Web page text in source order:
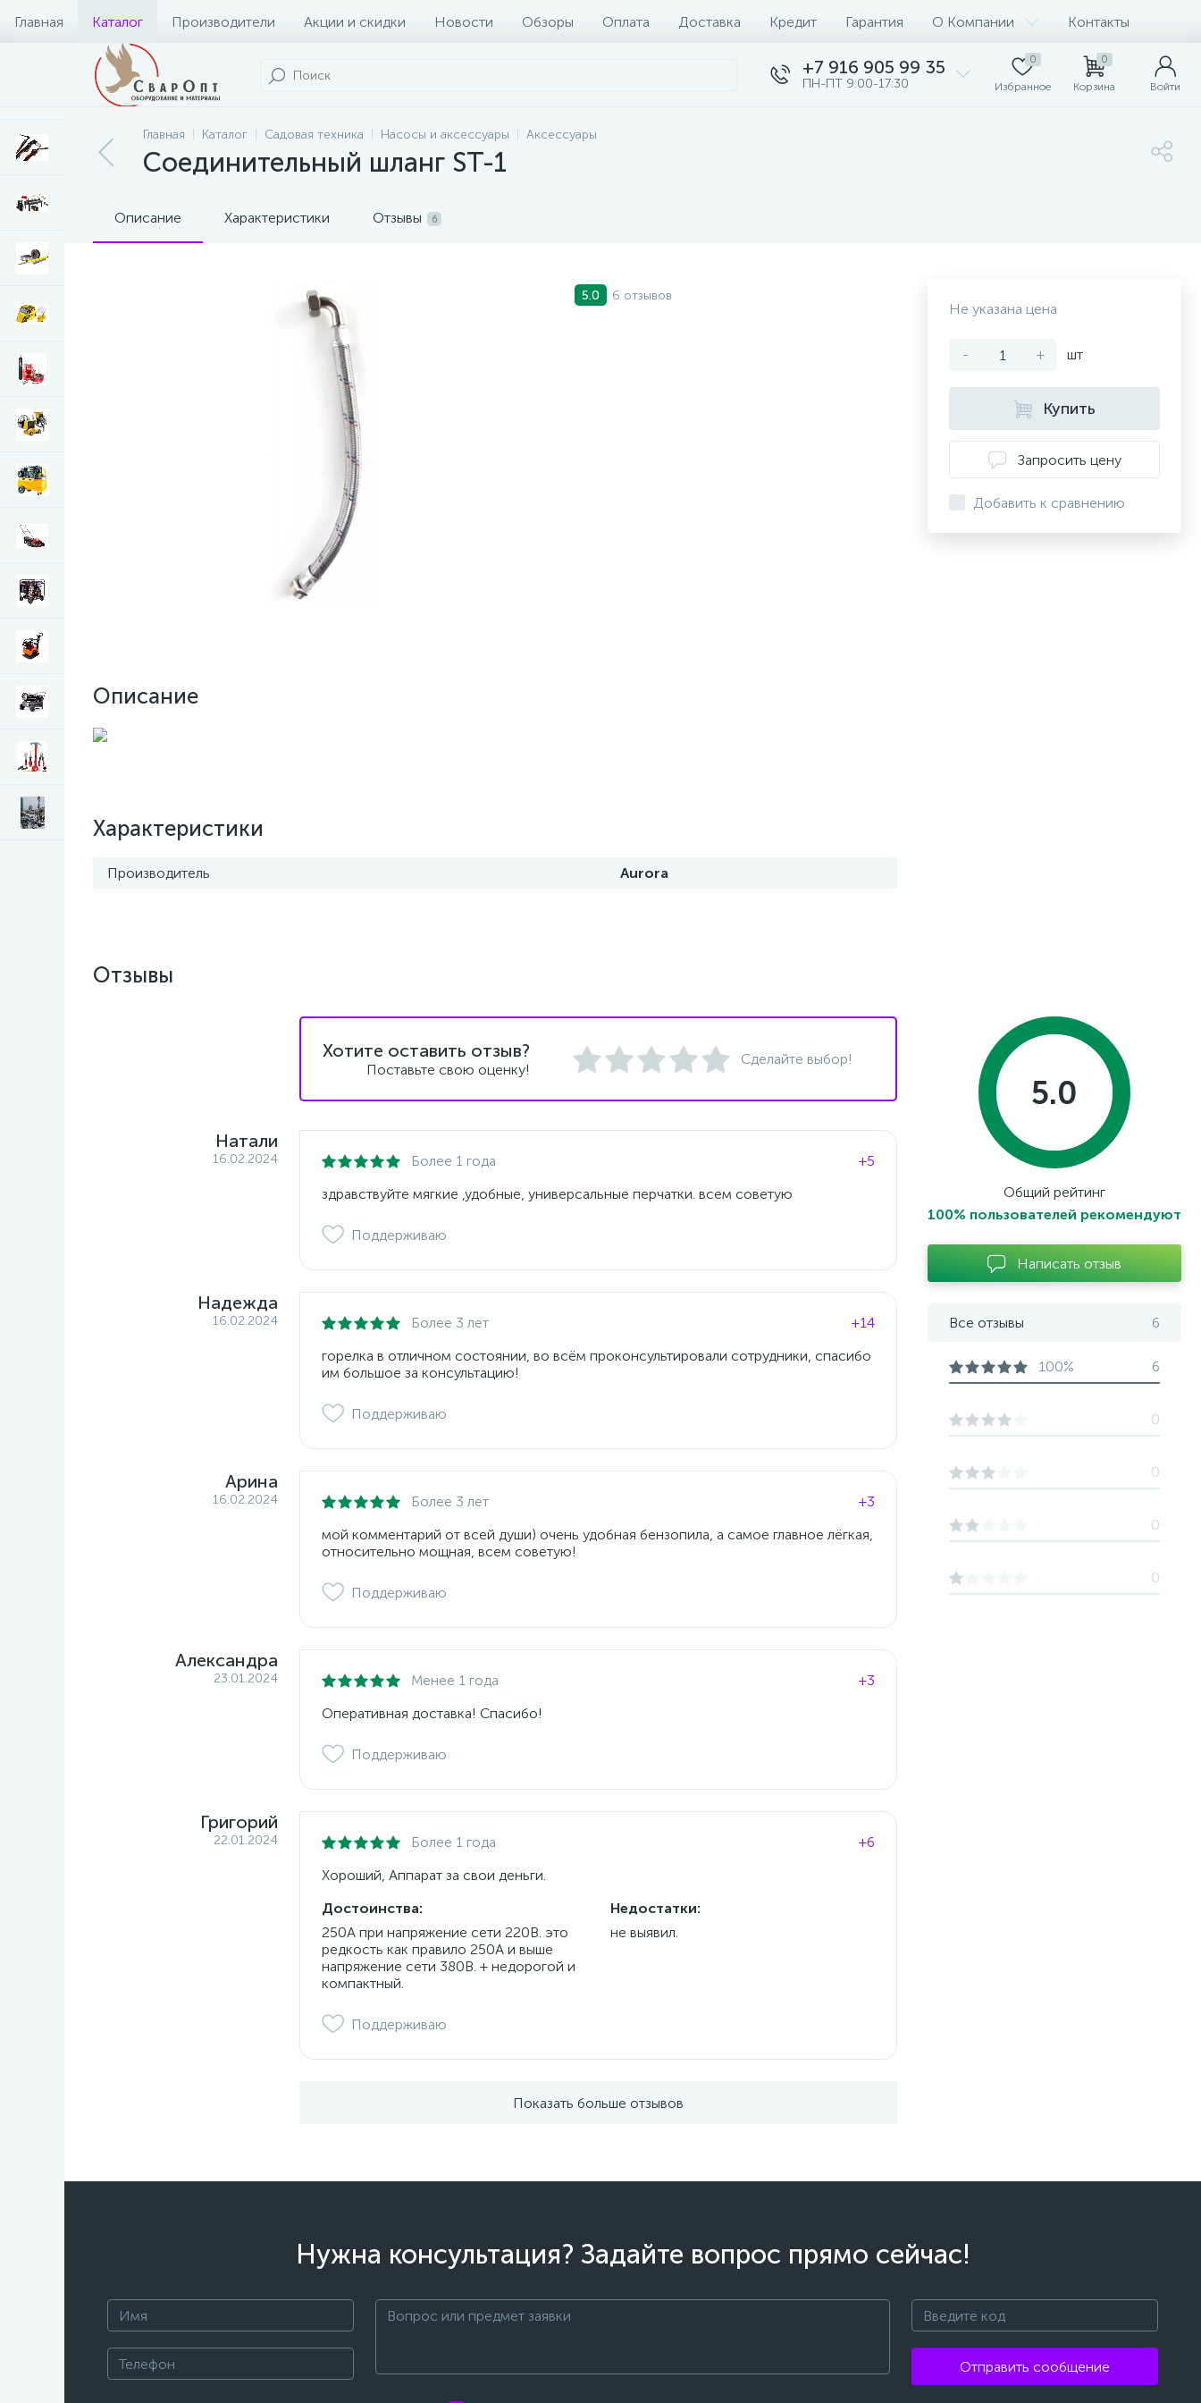
Главная Каталог Производители Акции и скидки Новости Обзоры Оплата Доставка Кредит Гарантия О Компании Контакты
+7 916 905 99 35
ПН-ПТ 9:00-17:30
0
Избранное
0
Корзина Войти
Главная Каталог Садовая техника Насосы и аксессуары Аксессуары
Соединительный шланг ST-1
Описание Характеристики Отзывы 6
5.0 6 отзывов
Описание
Характеристики
Производитель Aurora
Не указана цена
- + шт
Купить
Запросить цену
Добавить к сравнению
Отзывы
Хотите оставить отзыв?
Поставьте свою оценку!
Сделайте выбор!
Натали
16.02.2024 Более 1 года
+5
здравствуйте мягкие ,удобные, универсальные перчатки. всем советую
Поддерживаю
Надежда
16.02.2024 Более 3 лет
+14
горелка в отличном состоянии, во всём проконсультировали сотрудники, спасибо
им большое за консультацию!
Поддерживаю
Арина
16.02.2024 Более 3 лет
+3
мой комментарий от всей души) очень удобная бензопила, а самое главное лёгкая,
относительно мощная, всем советую!
Поддерживаю
Александра
23.01.2024 Менее 1 года
+3
Оперативная доставка! Спасибо!
Поддерживаю
Григорий
22.01.2024 Более 1 года
+6
Хороший, Аппарат за свои деньги.
Достоинства:
250А при напряжение сети 220В. это
редкость как правило 250А и выше
напряжение сети 380В. + недорогой и
компактный.
Недостатки:
не выявил.
Поддерживаю
Показать больше отзывов
5.0
Общий рейтинг
100% пользователей рекомендуют
Написать отзыв
Все отзывы 6
100% 6
0
0
0
0
Нужна консультация? Задайте вопрос прямо сейчас!
Отправить сообщение